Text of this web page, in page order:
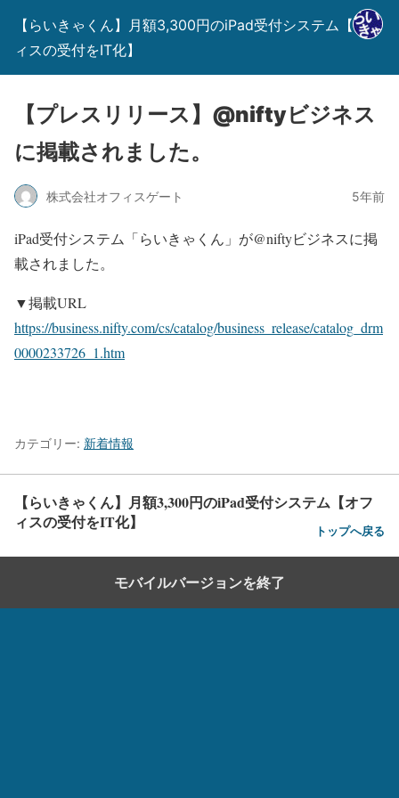
【らいきゃくん】月額3,300円のiPad受付システム【オフ
ィスの受付をIT化】
【プレスリリース】@niftyビジネス
に掲載されました。
株式会社オフィスゲート 5年前
iPad受付システム「らいきゃくん」が@niftyビジネスに掲
載されました。
▼掲載URL
https://business.nifty.com/cs/catalog/business_release/catalog_drm
0000233726_1.htm
カテゴリー: 新着情報
【らいきゃくん】月額3,300円のiPad受付システム【オフ
ィスの受付をIT化】
トップへ戻る
モバイルバージョンを終了